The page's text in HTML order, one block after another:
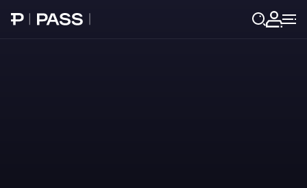
Paribu Pass Ana Sayfa Giriş